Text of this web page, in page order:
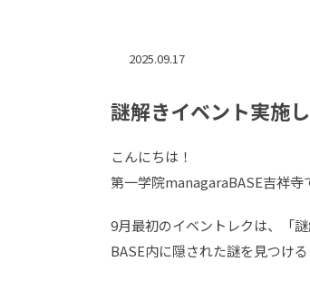
2025.09.17
謎解きイベント実施
こんにちは！
第一学院managaraBASE吉祥寺
9月最初のイベントレクは、「謎
BASE内に隠された謎を見つけ